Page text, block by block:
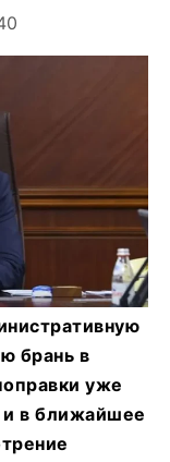
брань в
уже
и в ближайшее